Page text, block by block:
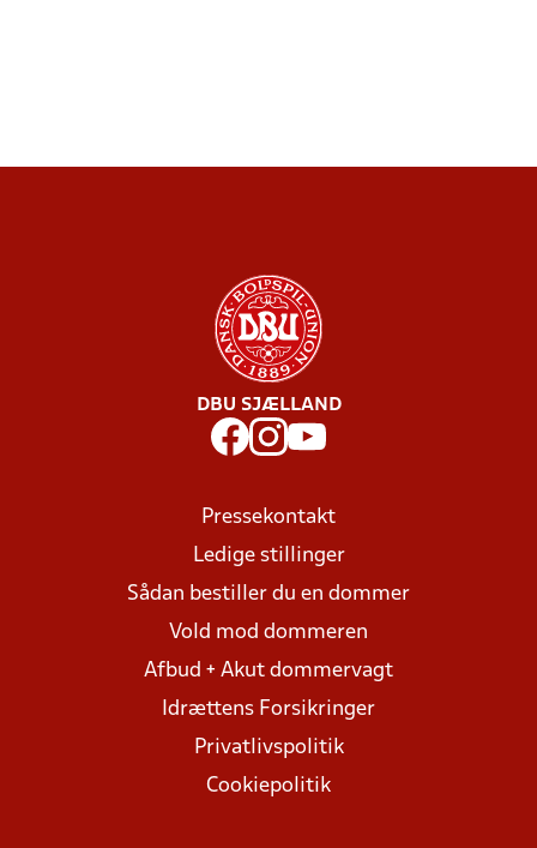
DBU SJÆLLAND
Pressekontakt
Ledige stillinger
Sådan bestiller du en dommer
Vold mod dommeren
Afbud + Akut dommervagt
Idrættens Forsikringer
Privatlivspolitik
Cookiepolitik